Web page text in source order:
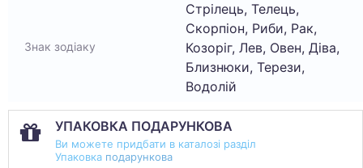
Знак зодіаку
Стрілець, Телець,
Скорпіон, Риби, Рак,
Козоріг, Лев, Овен, Діва,
Близнюки, Терези,
Водолій
УПАКОВКА ПОДАРУНКОВА
Ви можете придбати в каталозі разділ
Упаковка подарункова